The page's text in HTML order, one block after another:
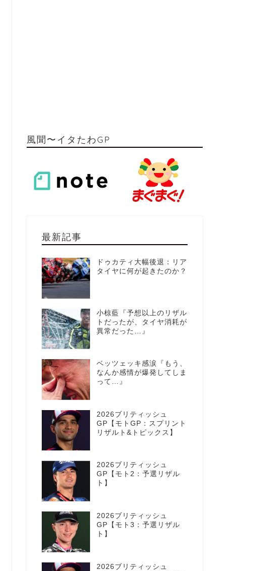
風聞〜イタたわGP
最新記事
ドゥカティ大幅後退：リア
タイヤに何が起きたのか？
小椋藍『予想以上のリザル
トだったが、タイヤ消耗が
異常だった…』
ベッツェッキ感涙『もう、
なんか感情が爆発してしま
って…』
2026ブリティッシュ
GP【モトGP：スプリント
リザルト&トピックス】
2026ブリティッシュ
GP【モト2：予選リザル
ト】
2026ブリティッシュ
GP【モト3：予選リザル
ト】
2026ブリティッシュ